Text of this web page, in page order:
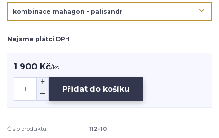
Nejsme plátci DPH
1 900 Kč/ks
Přidat do košíku
Číslo produktu: 112-10